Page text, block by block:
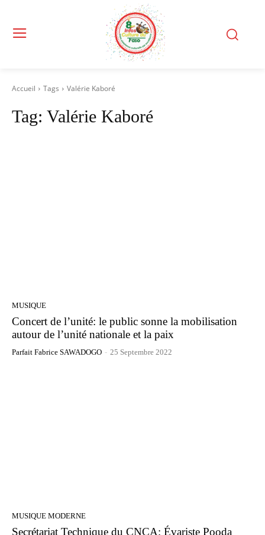
Accueil Tags Valérie Kaboré
Tag: Valérie Kaboré
MUSIQUE
Concert de l’unité: le public sonne la mobilisation
autour de l’unité nationale et la paix
Parfait Fabrice SAWADOGO - 25 Septembre 2022
MUSIQUE MODERNE
Secrétariat Technique du CNCA: Évariste Pooda